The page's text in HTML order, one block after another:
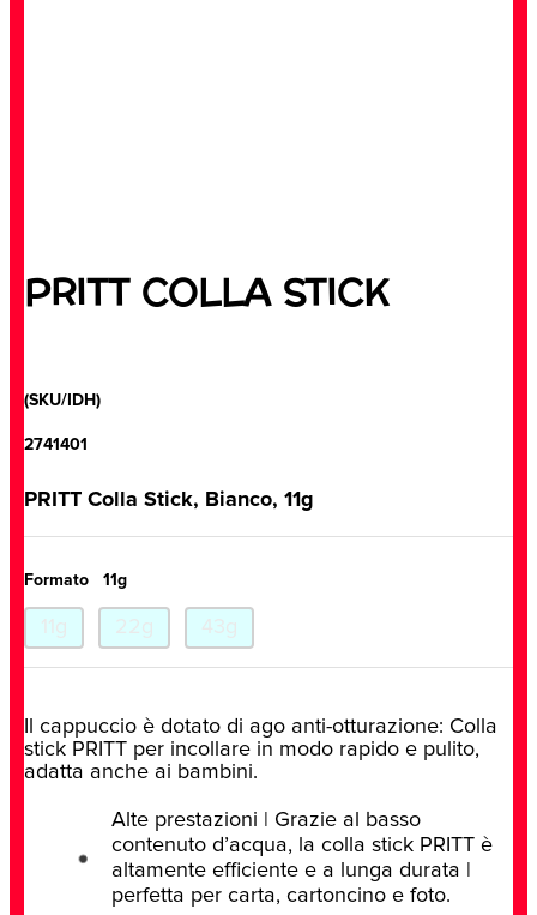
PRITT COLLA STICK
(SKU/IDH)
2741401
PRITT Colla Stick, Bianco, 11g
Formato 11g
Il cappuccio è dotato di ago anti-otturazione: Colla
stick PRITT per incollare in modo rapido e pulito,
adatta anche ai bambini.
Alte prestazioni | Grazie al basso
contenuto d’acqua, la colla stick PRITT è
altamente efficiente e a lunga durata |
perfetta per carta, cartoncino e foto.